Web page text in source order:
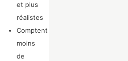
et plus
réalistes
Comptent
moins
de